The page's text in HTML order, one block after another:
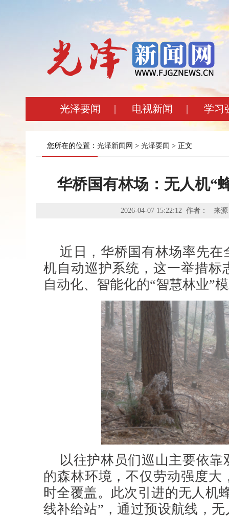
光泽要闻 | 电视新闻 | 学习
您所在的位置： 光泽新闻网 > 光泽要闻 > 正文
华桥国有林场：无人机“
2026-04-07 15:22:12 作者： 来
近日，华桥国有林场率先
机自动巡护系统，这一举措标
自动化、智能化的“智慧林业”
以往护林员们巡山主要依
的森林环境，不仅劳动强度
时全覆盖。此次引进的无人机
线补给站”，通过预设航线，